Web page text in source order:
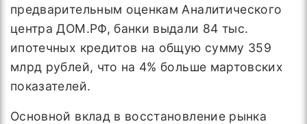
предварительным оценкам Аналитического
центра ДОМ.РФ, банки выдали 84 тыс.
ипотечных кредитов на общую сумму 359
млрд рублей, что на 4% больше мартовских
показателей.
Основной вклад в восстановление рынка